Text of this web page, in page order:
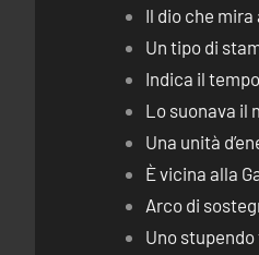
Il dio che mira
Un tipo di
Indica il
Lo suonava il
Una unità
È vicina alla
Arco di
Uno